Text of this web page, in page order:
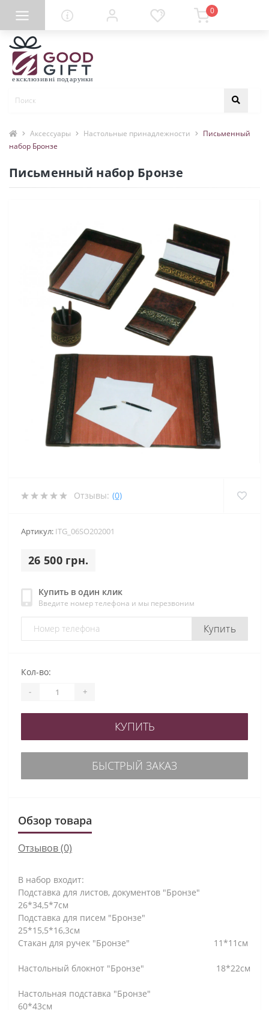
0
Аксессуары Настольные принадлежности
Письменный
набор Бронзе
Письменный набор Бронзе
Отзывы: (0)
Артикул: ITG_06SO202001
26 500 грн.
Купить в один клик
Введите номер телефона и мы перезвоним
Купить
Кол-во:
- +
КУПИТЬ
БЫСТРЫЙ ЗАКАЗ
Обзор товара
Отзывов (0)
В набор входит:
Подставка для листов, документов "Бронзе"
26*34,5*7см
Подставка для писем "Бронзе"
25*15,5*16,3см
Стакан для ручек "Бронзе" 11*11см
Настольный блокнот "Бронзе" 18*22см
Настольная подставка "Бронзе"
60*43см